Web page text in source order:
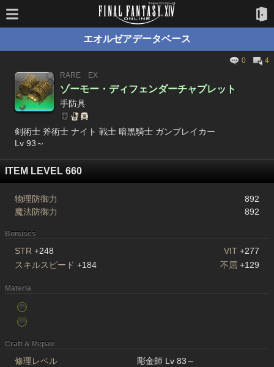
エオルゼアデータベース
0
4
RARE
EX
ゾーモー・ディフェンダーチャプレット
手防具
剣術士 斧術士 ナイト 戦士 暗黒騎士 ガンブレイカー
Lv 93～
ITEM LEVEL 660
物理防御力
892
魔法防御力
892
Bonuses
STR +248 VIT +277
スキルスピード +184 不屈 +129
Materia
Craft & Repair
修理レベル
彫金師 Lv 83～